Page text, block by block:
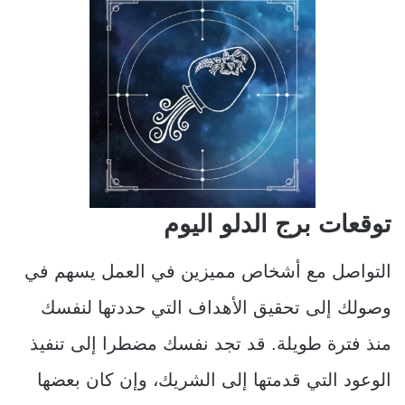
توقعات برج الدلو اليوم
التواصل مع أشخاص مميزين في العمل يسهم في
وصولك إلى تحقيق الأهداف التي حددتها لنفسك
منذ فترة طويلة. قد تجد نفسك مضطرا إلى تنفيذ
الوعود التي قدمتها إلى الشريك، وإن كان بعضها